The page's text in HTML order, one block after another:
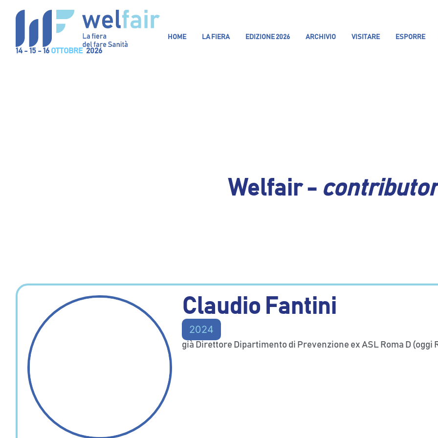
14 - 15 - 16 OTTOBRE 2026
HOME LA FIERA EDIZIONE 2026 ARCHIVIO VISITARE ESPORRE
Welfair - contributor
Claudio Fantini
2024
già Direttore Dipartimento di Prevenzione ex ASL Roma D (oggi